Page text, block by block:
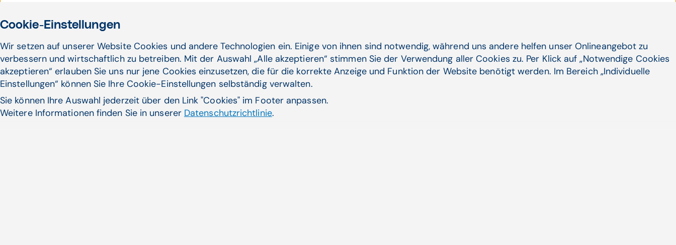
Herzklopfen, Kopfschmerz, Schlafstörungen etc.
Verwandte Artikel
Cookie-Einstellungen
Wir setzen auf unserer Website Cookies und andere Technologien ein. Einige von ihnen sind notwendig, während uns andere helfen unser Onlineangebot zu
verbessern und wirtschaftlich zu betreiben. Mit der Auswahl „Alle akzeptieren“ stimmen Sie der Verwendung aller Cookies zu. Per Klick auf „Notwendige Cookies
akzeptieren“ erlauben Sie uns nur jene Cookies einzusetzen, die für die korrekte Anzeige und Funktion der Website benötigt werden. Im Bereich „Individuelle
Einstellungen“ können Sie Ihre Cookie-Einstellungen selbständig verwalten.
Sie können Ihre Auswahl jederzeit über den Link "Cookies" im Footer anpassen.
Weitere Informationen finden Sie in unserer Datenschutzrichtlinie.